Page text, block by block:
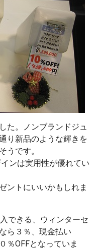
た。ノンブランドジュ
り新品のような輝きを
うです。
ンは実用性が優れてい
ントにいいかもしれま
できる、ウィンターセ
ら３％、現金払い
％OFFとなっていま